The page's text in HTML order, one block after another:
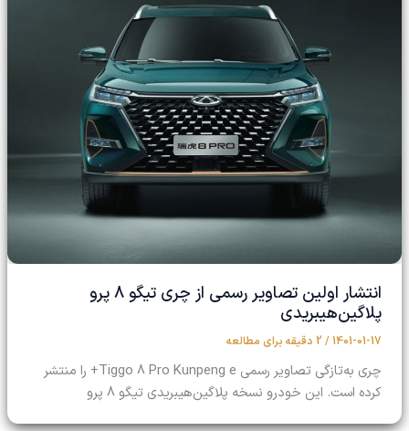
انتشار اولین تصاویر رسمی از چری تیگو 8 پرو
پلاگین‌هیبریدی
1401-01-17
/ 2 دقیقه برای مطالعه
چری به‌تازگی تصاویر رسمی Tiggo 8 Pro Kunpeng e+ را منتشر
کرده است. این خودرو نسخه پلاگین‌هیبریدی تیگو 8 پرو